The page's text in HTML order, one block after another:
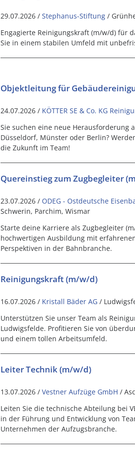
29.07.2026 / Stephanus-Stiftung /
Engagierte Reinigungskraft (m/w/d) für
Sie in einem stabilen Umfeld mit
Objektleitung für
24.07.2026 / KÖTTER SE & Co. KG
Sie suchen eine neue Herausforderung
Düsseldorf, Münster oder Berlin?
die Zukunft im Team!
Quereinstieg zum Zugbegleiter
23.07.2026 / ODEG - Ostdeutsche
Schwerin, Parchim, Wismar
Starte deine Karriere als Zugbegleiter
hochwertigen Ausbildung mit
Perspektiven in der Bahnbranche.
Reinigungskraft (m/w/d)
16.07.2026 / Kristall Bäder AG /
Unterstützen Sie unser Team als
Ludwigsfelde. Profitieren Sie von
und einem tollen Arbeitsumfeld.
Leiter Technik (m/w/d)
13.07.2026 / Vestner Aufzüge GmbH /
Leiten Sie die technische Abteilung bei
in der Führung und Entwicklung von
Unternehmen der Aufzugsbranche.